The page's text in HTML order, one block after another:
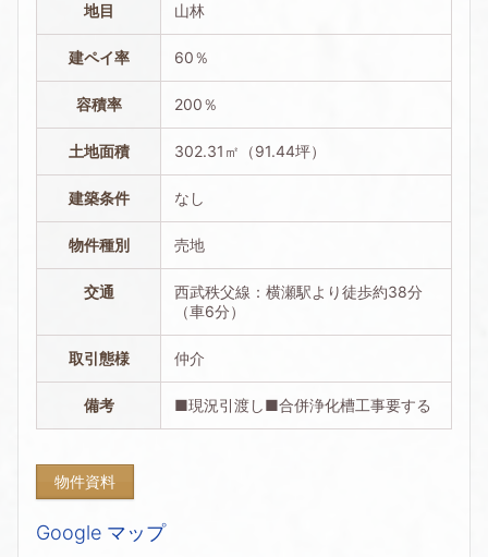
地目 山林
建ペイ率 60％
容積率 200％
土地面積 302.31㎡（91.44坪）
建築条件 なし
物件種別 売地
交通
西武秩父線：横瀬駅より徒歩約38分
（車6分）
取引態様 仲介
備考 ■現況引渡し■合併浄化槽工事要する
物件資料
Google マップ